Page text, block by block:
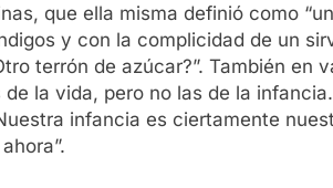
que ella misma definió como
y con la complicidad de un
terrón de azúcar?”. También
la vida, pero no las de la
infancia es ciertamente